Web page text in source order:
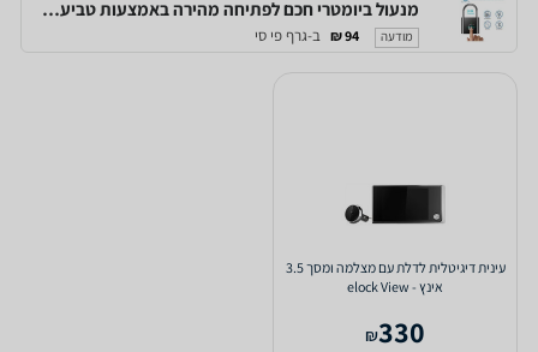
מנעול ביומטרי חכם לפתיחה מהירה באמצעות טביעת אצבע, לשימוש של עד 10 משתמשים
מודעה 94 ₪ ב-גרף פי סי
עינית דיגיטלית לדלת עם מצלמה ומסך 3.5
אינץ - elock View
330
₪